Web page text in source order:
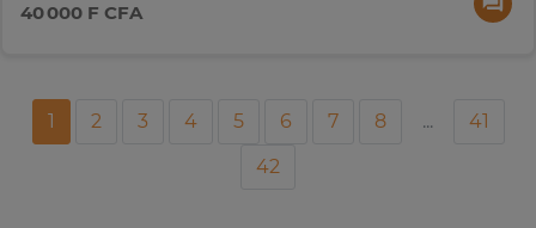
40 000 F CFA
1 2 3 4 5 6 7 8 ...
41
42